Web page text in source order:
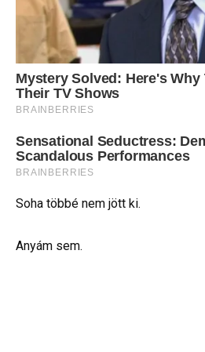
Soha többé nem jött ki.
Anyám sem.